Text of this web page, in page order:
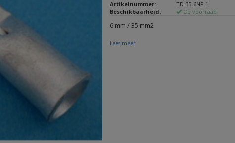
Artikelnummer:
TD-35-6NF-1
Beschikbaarheid:
Op voorraad
6 mm / 35 mm2
Lees meer